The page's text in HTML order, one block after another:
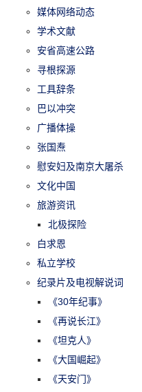
媒体网络动态
学术文献
安省高速公路
寻根探源
工具辞条
巴以冲突
广播体操
张国焘
慰安妇及南京大屠杀
文化中国
旅游资讯
北极探险
白求恩
私立学校
纪录片及电视解说词
《30年纪事》
《再说长江》
《坦克人》
《大国崛起》
《天安门》